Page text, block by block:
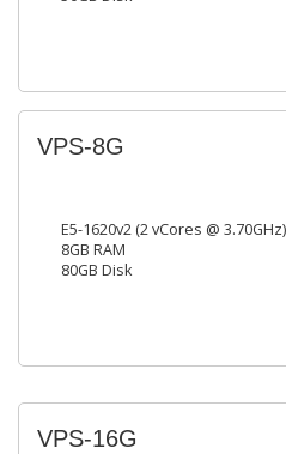
VPS-8G
E5-1620v2 (2 vCores @ 3.70GHz)
8GB RAM
80GB Disk
VPS-16G